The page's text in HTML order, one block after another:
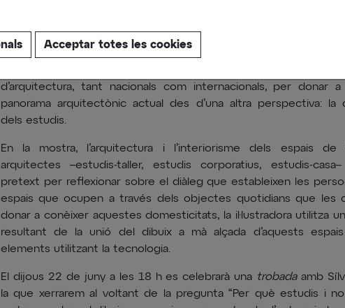
Acceptar totes les cookies
De l'1 de juny a l'1 de juliol, la seu de Manresa del COAC a la
Domestic Workspaces
d’arquitectura, tant nacionals com internacionals, per donar
panorama arquitectònic actual des d’una altra perspectiva: la
dels estudis.
En la mostra, l’arquitectura i l’interiorisme dels espais de
arquitectes –estudis-taller, estudis corporatius, estudis-
pretext per reflexionar sobre el diàleg que estableixen les
espais que ocupen a través dels objectes quotidians que les
donar a conèixer aquestes domesticitats, la il·lustradora utilitza
resultant de la unió del dibuix a mà alçada d’aquests
elements utilitzant la tecnologia.
El dijous 22 de juny a les 18 h es celebrarà una trobadaamb
la que xerrarem al voltant de la pregunta “Per què estudis i no